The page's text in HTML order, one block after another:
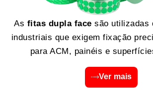
As fitas dupla face são utilizadas
industriais que exigem fixação
para ACM, painéis e
Ver mais